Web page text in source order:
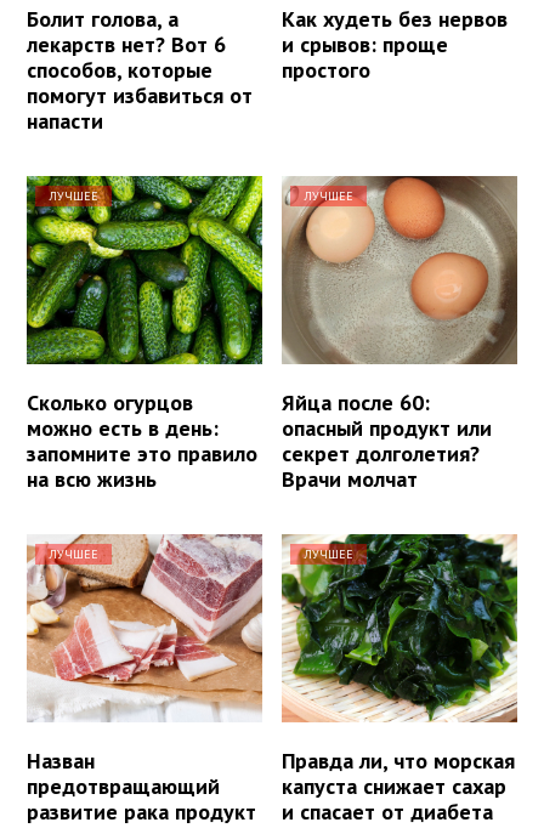
Болит голова, а
лекарств нет? Вот 6
способов, которые
помогут избавиться от
напасти
Как худеть без нервов
и срывов: проще
простого
ЛУЧШЕЕ
Сколько огурцов
можно есть в день:
запомните это правило
на всю жизнь
ЛУЧШЕЕ
Яйца после 60:
опасный продукт или
секрет долголетия?
Врачи молчат
ЛУЧШЕЕ
Назван
предотвращающий
развитие рака продукт
ЛУЧШЕЕ
Правда ли, что морская
капуста снижает сахар
и спасает от диабета